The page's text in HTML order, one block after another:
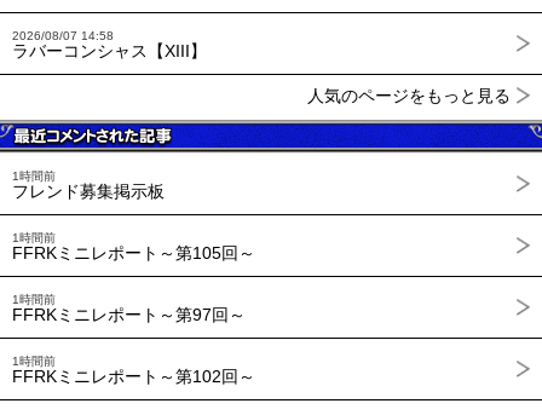
2026/08/07 14:58
ラバーコンシャス【XIII】
人気のページをもっと見る
1時間前
フレンド募集掲示板
1時間前
FFRKミニレポート～第105回～
1時間前
FFRKミニレポート～第97回～
1時間前
FFRKミニレポート～第102回～